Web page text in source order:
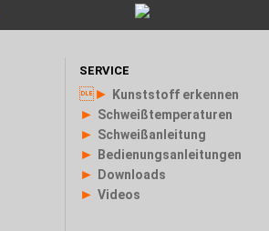
SERVICE
► Kunststoff erkennen
► Schweißtemperaturen
► Schweißanleitung
► Bedienungsanleitungen
► Downloads
► Videos